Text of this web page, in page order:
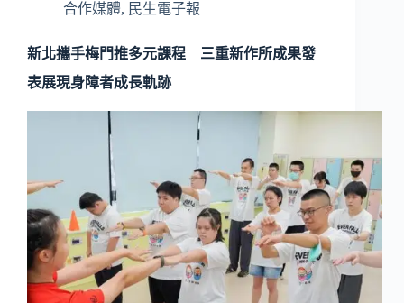
合作媒體, 民生電子報
新北攜手梅門推多元課程 三重新作所成果發
表展現身障者成長軌跡